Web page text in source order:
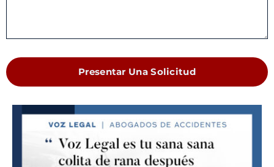
Presentar Una Solicitud